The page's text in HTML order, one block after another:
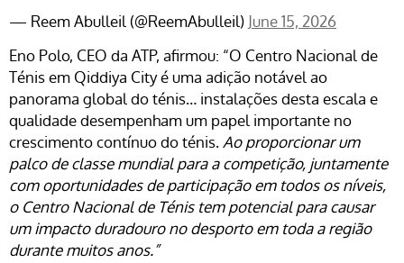
— Reem Abulleil (@ReemAbulleil) June 15, 2026
Eno Polo, CEO da ATP, afirmou: “O Centro Nacional de
Ténis em Qiddiya City é uma adição notável ao
panorama global do ténis… instalações desta escala e
qualidade desempenham um papel importante no
crescimento contínuo do ténis.Ao proporcionar um
palco de classe mundial para a competição, juntamente
com oportunidades de participação em todos os níveis,
o Centro Nacional de Ténis tem potencial para causar
um impacto duradouro no desporto em toda a região
durante muitos anos.”